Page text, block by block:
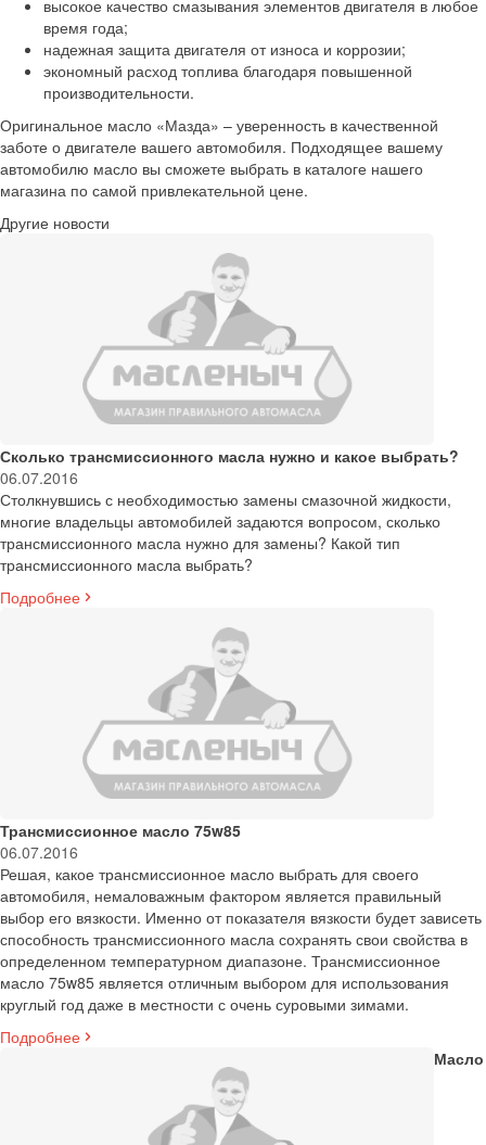
высокое качество смазывания элементов двигателя в любое
время года;
надежная защита двигателя от износа и коррозии;
экономный расход топлива благодаря повышенной
производительности.
Оригинальное масло «Мазда» – уверенность в качественной
заботе о двигателе вашего автомобиля. Подходящее вашему
автомобилю масло вы сможете выбрать в каталоге нашего
магазина по самой привлекательной цене.
Другие новости
Сколько трансмиссионного масла нужно и какое выбрать?
06.07.2016
Столкнувшись с необходимостью замены смазочной жидкости,
многие владельцы автомобилей задаются вопросом, сколько
трансмиссионного масла нужно для замены? Какой тип
трансмиссионного масла выбрать?
Подробнее
Трансмиссионное масло 75w85
06.07.2016
Решая, какое трансмиссионное масло выбрать для своего
автомобиля, немаловажным фактором является правильный
выбор его вязкости. Именно от показателя вязкости будет зависеть
способность трансмиссионного масла сохранять свои свойства в
определенном температурном диапазоне. Трансмиссионное
масло 75w85 является отличным выбором для использования
круглый год даже в местности с очень суровыми зимами.
Подробнее
Масло